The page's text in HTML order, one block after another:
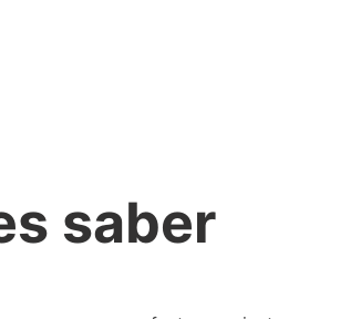
saber